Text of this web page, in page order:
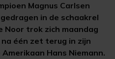
Magnus Carlsen
in de schaakrel
Noor trok zich maandag
één zet terug in zijn
Hans Niemann.